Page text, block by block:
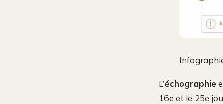
L’échographie
16e et le 25e